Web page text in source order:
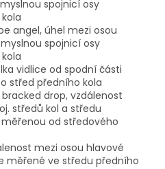
spojnicí osy
angel, úhel mezi osou
spojnicí osy
vidlice od spodní části
střed předního kola
drop, vzdálenost
středů kol a středu
od středového
mezi osou hlavové
měřené ve středu předního